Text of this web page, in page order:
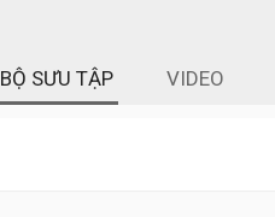
BỘ SƯU TẬP VIDEO